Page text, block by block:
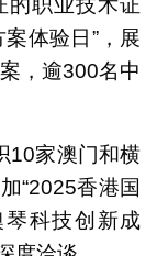
的职业技术证
体验日”，展
，逾300名中
10家澳门和横
“2025香港国
琴科技创新成